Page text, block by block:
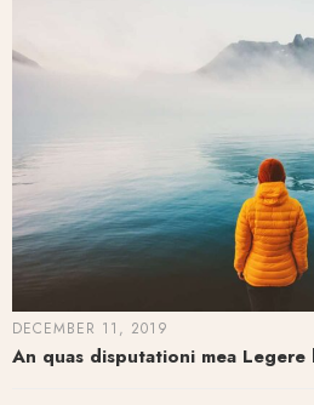
DECEMBER 11, 2019
An quas disputationi mea